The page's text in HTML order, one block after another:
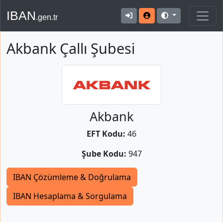
IBAN.gen.tr
Akbank Çallı Şubesi
Akbank
EFT Kodu: 46
Şube Kodu: 947
IBAN Çözümleme & Doğrulama
IBAN Hesaplama & Sorgulama